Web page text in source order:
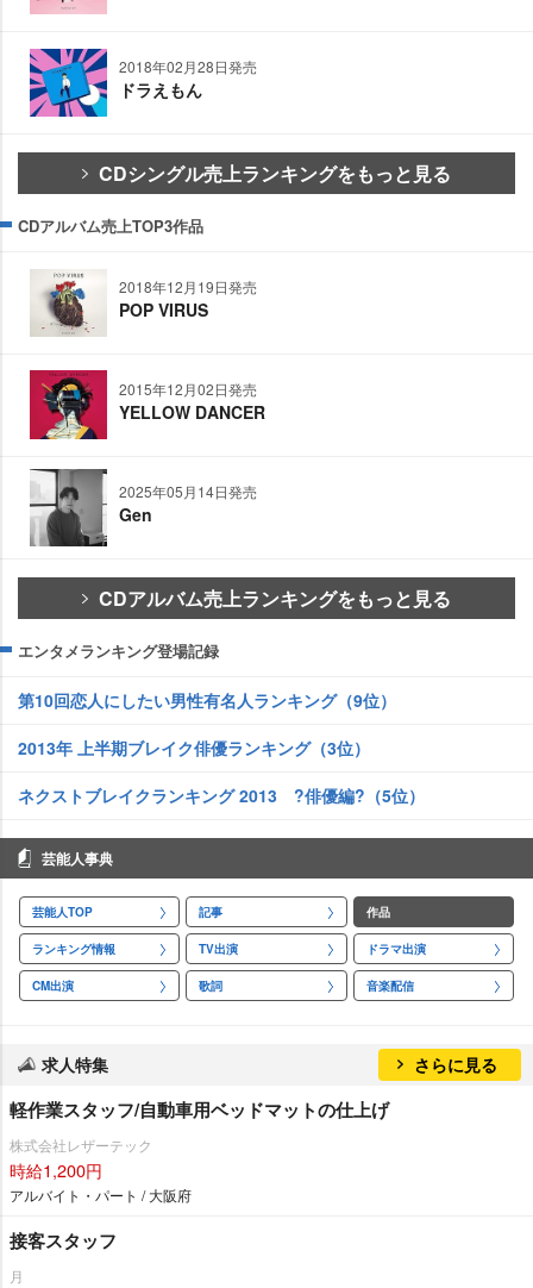
2018年02月28日発売
ドラえもん
CDシングル売上ランキングをもっと見る
CDアルバム売上TOP3作品
2018年12月19日発売
POP VIRUS
2015年12月02日発売
YELLOW DANCER
2025年05月14日発売
Gen
CDアルバム売上ランキングをもっと見る
エンタメランキング登場記録
第10回恋人にしたい男性有名人ランキング（9位）
2013年 上半期ブレイク俳優ランキング（3位）
ネクストブレイクランキング 2013 ?俳優編?（5位）
芸能人事典
芸能人TOP 記事 作品
ランキング情報 TV出演 ドラマ出演
CM出演 歌詞 音楽配信
求人特集 さらに見る
軽作業スタッフ/自動車用ベッドマットの仕上げ
株式会社レザーテック
時給1,200円
アルバイト・パート / 大阪府
接客スタッフ
月